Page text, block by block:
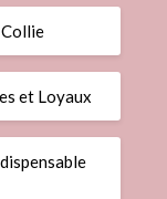
et Loyaux